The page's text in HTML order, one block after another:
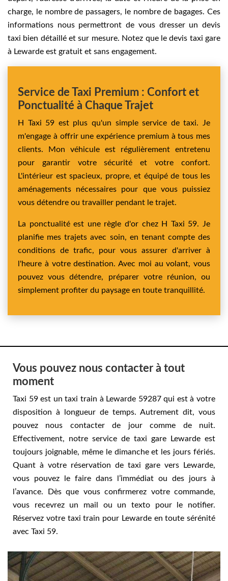
charge, le nombre de passagers, le nombre de bagages. Ces
informations nous permettront de vous dresser un devis
taxi bien détaillé et sur mesure. Notez que le devis taxi gare
à Lewarde est gratuit et sans engagement.
Service de Taxi Premium : Confort et
Ponctualité à Chaque Trajet
H Taxi 59 est plus qu'un simple service de taxi. Je
m'engage à offrir une expérience premium à tous mes
clients. Mon véhicule est régulièrement entretenu
pour garantir votre sécurité et votre confort.
L'intérieur est spacieux, propre, et équipé de tous les
aménagements nécessaires pour que vous puissiez
vous détendre ou travailler pendant le trajet.
La ponctualité est une règle d'or chez H Taxi 59. Je
planifie mes trajets avec soin, en tenant compte des
conditions de trafic, pour vous assurer d'arriver à
l'heure à votre destination. Avec moi au volant, vous
pouvez vous détendre, préparer votre réunion, ou
simplement profiter du paysage en toute tranquillité.
Vous pouvez nous contacter à tout
moment
Taxi 59 est un taxi train à Lewarde 59287 qui est à votre
disposition à longueur de temps. Autrement dit, vous
pouvez nous contacter de jour comme de nuit.
Effectivement, notre service de taxi gare Lewarde est
toujours joignable, même le dimanche et les jours fériés.
Quant à votre réservation de taxi gare vers Lewarde,
vous pouvez le faire dans l’immédiat ou des jours à
l’avance. Dès que vous confirmerez votre commande,
vous recevrez un mail ou un texto pour le notifier.
Réservez votre taxi train pour Lewarde en toute sérénité
avec Taxi 59.